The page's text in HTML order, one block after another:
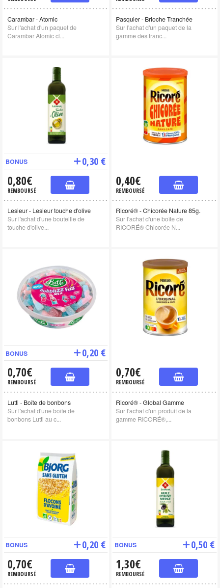
Carambar - Atomic
Sur l'achat d'un paquet de
Carambar Atomic cl...
Pasquier - Brioche Tranchée
Sur l'achat d'un paquet de la
gamme des tranc...
BONUS 0,30 €
0,80€
REMBOURSÉ
Lesieur - Lesieur touche d'olive
Sur l'achat d'une bouteille de
touche d'olive...
0,40€
REMBOURSÉ
Ricoré® - Chicorée Nature 85g.
Sur l'achat d'une boîte de
RICORÉ® Chicorée N...
BONUS 0,20 €
0,70€
REMBOURSÉ
Lutti - Boîte de bonbons
Sur l'achat d'une boîte de
bonbons Lutti au c...
0,70€
REMBOURSÉ
Ricoré® - Global Gamme
Sur l'achat d'un produit de la
gamme RICORÉ®,...
BONUS 0,20 €
0,70€
REMBOURSÉ
BONUS 0,50 €
1,30€
REMBOURSÉ